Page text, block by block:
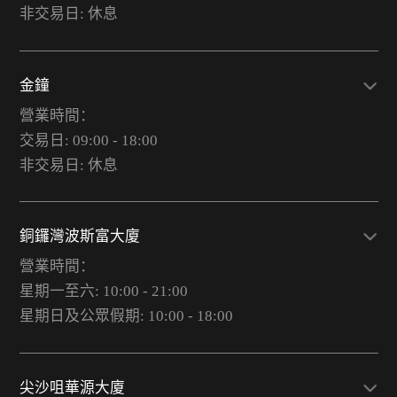
非交易日: 休息
金鐘
營業時間：
交易日: 09:00 - 18:00
非交易日: 休息
銅鑼灣波斯富大廈
營業時間：
星期一至六: 10:00 - 21:00
星期日及公眾假期: 10:00 - 18:00
尖沙咀華源大廈